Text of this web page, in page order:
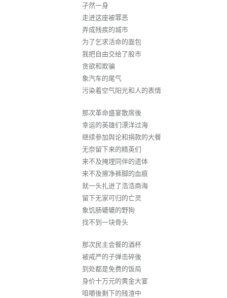
孑然一身
走进这座被罪恶
弄成残疾的城市
为了乞求活命的面包
我把自由交给了股市
贪欲和欺骗
象汽车的尾气
污染着空气阳光和人的表情
那次革命盛宴散席後
幸运的英雄们漂洋过海
继续参加舆论和捐款的大餐
无奈留下来的精英们
来不及掩埋同伴的遗体
来不及擦净裤脚的血痕
就一头扎进了浩浩商海
留下无家可归的亡灵
象饥肠辘辘的野狗
找不到一块骨头
那次民主会餐的酒杯
被戒严的子弹击碎後
到处都是免费的饭局
身价十万元的黄金大宴
咀嚼後剩下的残渣中